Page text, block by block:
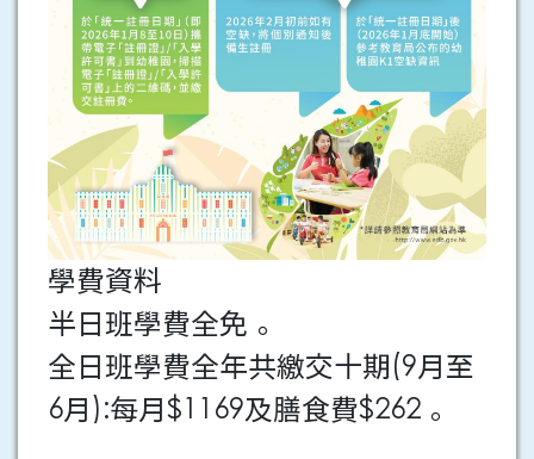
學費資料
半日班學費全免。
全日班學費全年共繳交十期(9月至
6月):每月$1169及膳食費$262。